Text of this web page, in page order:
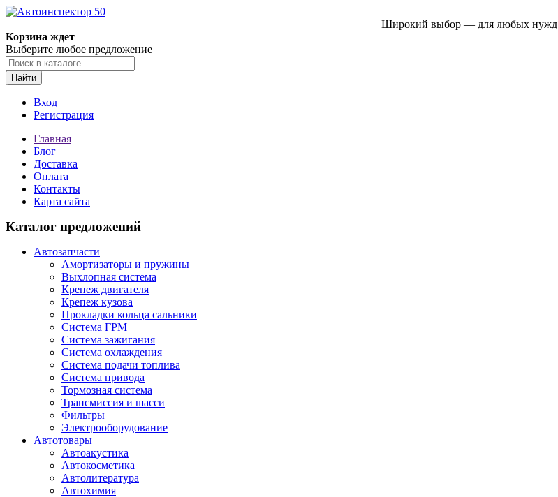
Широкий выбор — для любых нужд
Корзина ждет
Выберите любое предложение
Найти
Вход
Регистрация
Главная
Блог
Доставка
Оплата
Контакты
Карта сайта
Каталог предложений
Автозапчасти
Амортизаторы и пружины
Выхлопная система
Крепеж двигателя
Крепеж кузова
Прокладки кольца сальники
Система ГРМ
Система зажигания
Система охлаждения
Система подачи топлива
Система привода
Тормозная система
Трансмиссия и шасси
Фильтры
Электрооборудование
Автотовары
Автоакустика
Автокосметика
Автолитература
Автохимия